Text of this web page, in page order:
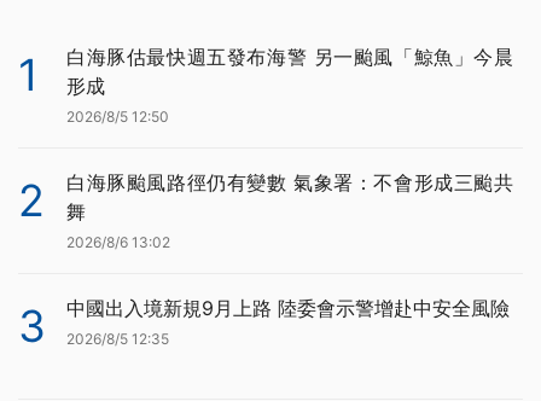
1
白海豚估最快週五發布海警 另一颱風「鯨魚」今晨
形成
2026/8/5 12:50
2
白海豚颱風路徑仍有變數 氣象署：不會形成三颱共
舞
2026/8/6 13:02
3 中國出入境新規9月上路 陸委會示警增赴中安全風險
2026/8/5 12:35